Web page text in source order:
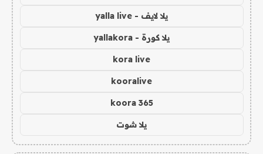
يلا لايف - yalla live
يلا كورة - yallakora
kora live
kooralive
koora 365
يلا شوت